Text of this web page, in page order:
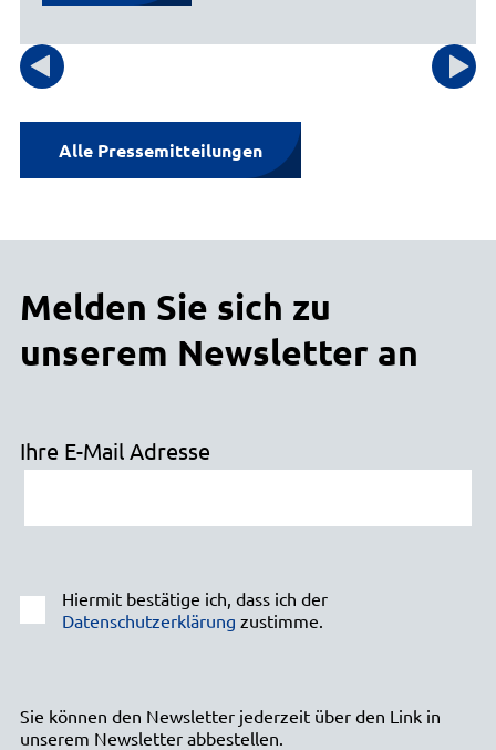
Gebäude 1, Eingang A, Zimmer 24
Alle Pressemitteilungen
Melden Sie sich zu
unserem Newsletter an
Ihre E-Mail Adresse
Hiermit bestätige ich, dass ich der
Datenschutzerklärung zustimme.
Sie können den Newsletter jederzeit über den Link in
unserem Newsletter abbestellen.